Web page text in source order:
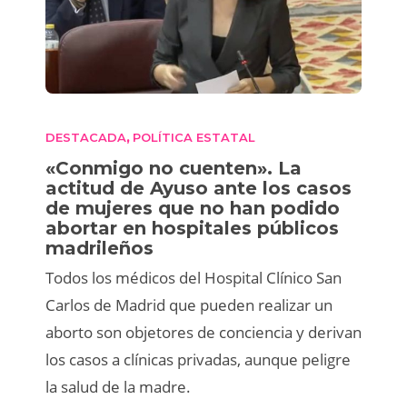
DESTACADA, POLÍTICA ESTATAL
«Conmigo no cuenten». La
actitud de Ayuso ante los casos
de mujeres que no han podido
abortar en hospitales públicos
madrileños
Todos los médicos del Hospital Clínico San
Carlos de Madrid que pueden realizar un
aborto son objetores de conciencia y derivan
los casos a clínicas privadas, aunque peligre
la salud de la madre.